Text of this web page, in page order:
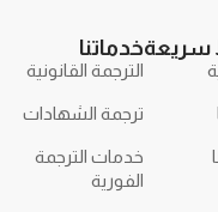
سريعةخدماتنا
الترجمة القانونية
ترجمة الشهادات
خدمات الترجمة
الفورية